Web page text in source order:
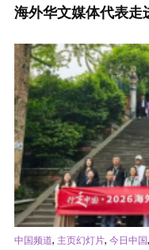
海外华文媒体代表走
中国频道, 主页幻灯片, 今日中国,